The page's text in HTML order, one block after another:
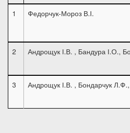
1
Федорчук-Мороз В.І.
2 Андрощук І.В. , Бандура І.О.,
3 Андрощук І.В. , Бондарчук